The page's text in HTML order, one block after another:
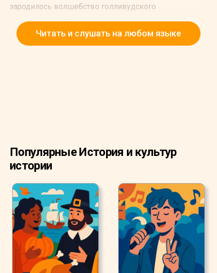
зародилось волшебство голливудского
кинематографа?
На рубеже 20-го века американские
Читать и слушать на любом языке
Популярные История и культур
истории